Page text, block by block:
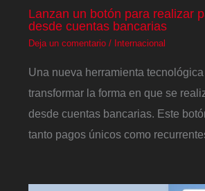
Lanzan un botón para realizar
desde cuentas bancarias
Deja un comentario / Internacional
Una nueva herramienta
transformar la forma en que se
desde cuentas bancarias. Este
tanto pagos únicos como